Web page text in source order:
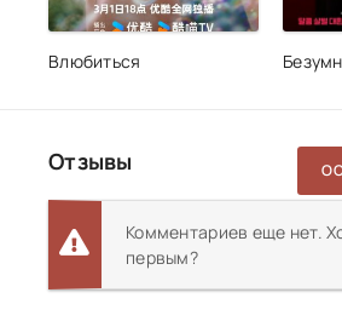
Влюбиться
Отзывы
Комментариев еще нет.
первым?